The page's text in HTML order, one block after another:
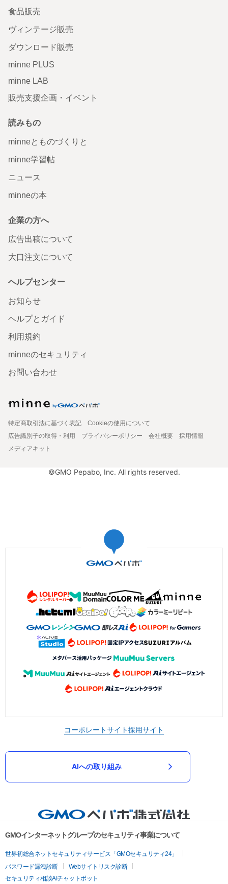
食品販売
ヴィンテージ販売
ダウンロード販売
minne PLUS
minne LAB
販売支援企画・イベント
読みもの
minneとものづくりと
minne学習帖
ニュース
minneの本
企業の方へ
広告出稿について
大口注文について
ヘルプセンター
お知らせ
ヘルプとガイド
利用規約
minneのセキュリティ
お問い合わせ
特定商取引法に基づく表記
Cookieの使用について
広告識別子の取得・利用
プライバシーポリシー 会社概要
採用情報
メディアキット
©GMO Pepabo, Inc. All rights reserved.
コーポレートサイト採用サイト
AIへの取り組み
GMOインターネットグループのセキュリティ事業について
世界初総合ネットセキュリティサービス「GMOセキュリティ24」
パスワード漏洩診断
Webサイトリスク診断
セキュリティ相談AIチャットボット